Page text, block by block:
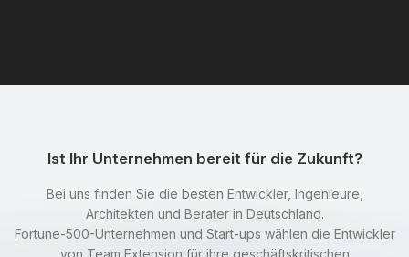
Ist Ihr Unternehmen bereit für die Zukunft?
Bei uns finden Sie die besten Entwickler, Ingenieure,
Architekten und Berater in Deutschland.
Fortune-500-Unternehmen und Start-ups wählen die Entwickler
von Team Extension für ihre geschäftskritischen